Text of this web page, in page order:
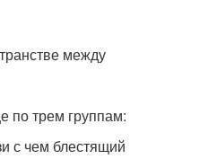
между
по трем группам:
с чем блестящий